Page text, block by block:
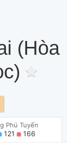
(hòa
Phú Tuyến
121 166